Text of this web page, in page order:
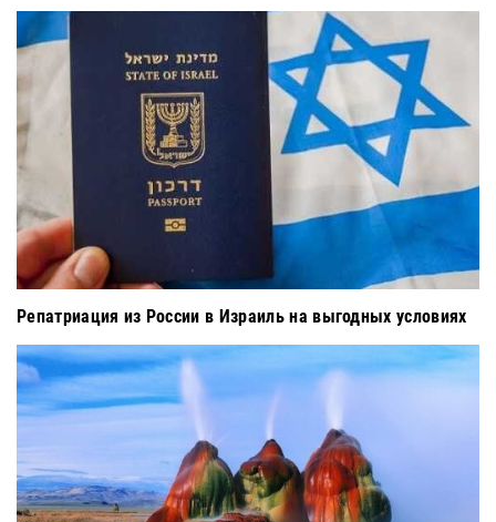
Репатриация из России в Израиль на выгодных условиях